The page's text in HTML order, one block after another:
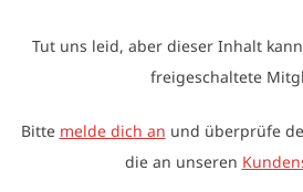
Tut uns leid, aber dieser Inhalt
freigeschaltete
Bitte melde dich an und überprüfe
die an unseren